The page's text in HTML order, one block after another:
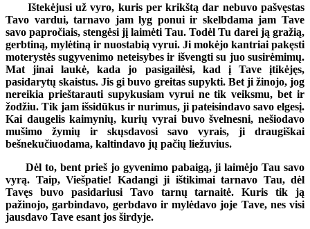
Ištekėjusi už vyro, kuris per krikštą dar nebuvo pašvęstas
Tavo vardui, tarnavo jam lyg ponui ir skelbdama jam Tave
savo papročiais, stengėsi jį laimėti Tau. Todėl Tu darei ją gražią,
gerbtiną, mylėtiną ir nuostabią vyrui. Ji mokėjo kantriai pakęsti
moterystės sugyvenimo neteisybes ir išvengti su juo susirėmimų.
Mat jinai laukė, kada jo pasigailėsi, kad į Tave įtikėjęs,
pasidarytų skaistus. Jis gi buvo greitas supykti. Bet ji žinojo, jog
nereikia prieštarauti supykusiam vyrui ne tik veiksmu, bet ir
žodžiu. Tik jam išsidūkus ir nurimus, ji pateisindavo savo elgesį.
Kai daugelis kaimynių, kurių vyrai buvo švelnesni, nešiodavo
mušimo žymių ir skųsdavosi savo vyrais, ji draugiškai
bešnekučiuodama, kaltindavo jų pačių liežuvius.
Dėl to, bent prieš jo gyvenimo pabaigą, ji laimėjo Tau savo
vyrą. Taip, Viešpatie! Kadangi ji ištikimai tarnavo Tau, dėl
Tavęs buvo pasidariusi Tavo tarnų tarnaitė. Kuris tik ją
pažinojo, garbindavo, gerbdavo ir mylėdavo joje Tave, nes visi
jausdavo Tave esant jos širdyje.